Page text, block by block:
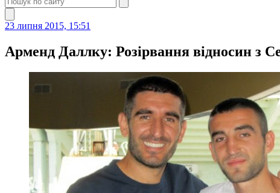
23 липня 2015, 15:51
Арменд Даллку: Розірвання відносин з